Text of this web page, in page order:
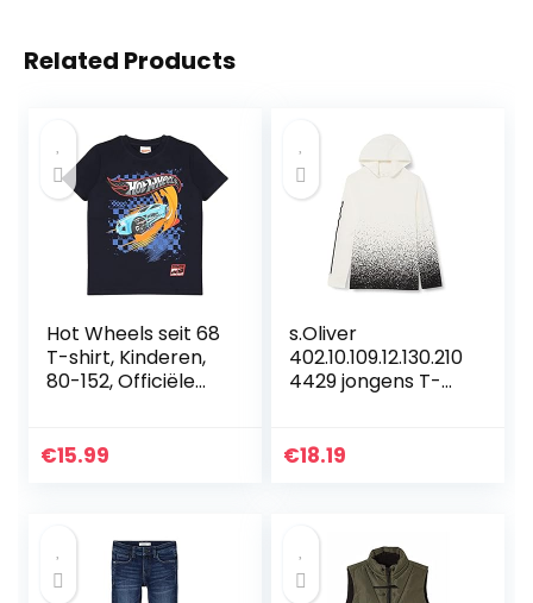
Related Products
Hot Wheels seit 68
T-shirt, Kinderen,
80-152, Officiële
€15.99
s.Oliver
402.10.109.12.130.210
4429 jongens T-
€18.19